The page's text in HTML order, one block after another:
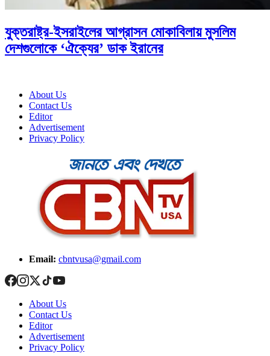
যুক্তরাষ্ট্র-ইসরাইলের আগ্রাসন মোকাবিলায় মুসলিম
দেশগুলোকে ‘ঐক্যের’ ডাক ইরানের
About Us
Contact Us
Editor
Advertisement
Privacy Policy
Email: cbntvusa@gmail.com
About Us
Contact Us
Editor
Advertisement
Privacy Policy